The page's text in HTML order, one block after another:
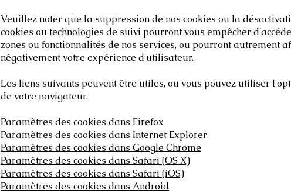
Veuillez noter que la suppression de nos cookies ou la
cookies ou technologies de suivi pourront vous empêcher
zones ou fonctionnalités de nos services, ou pourront autrement
négativement votre expérience d'utilisateur.
Les liens suivants peuvent être utiles, ou vous pouvez utiliser
de votre navigateur.
Paramètres des cookies dans Firefox
Paramètres des cookies dans Internet Explorer
Paramètres des cookies dans Google Chrome
Paramètres des cookies dans Safari (OS X)
Paramètres des cookies dans Safari (iOS)
Paramètres des cookies dans Android